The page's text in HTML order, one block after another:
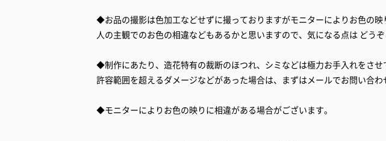
◆お品の撮影は色加工などせずに撮っておりますがモニターによりお色の
人の主観でのお色の相違などもあるかと思いますので、気になる点は どうぞ
◆制作にあたり、造花特有の裁断のほつれ、シミなどは極力お手入れをさせ
許容範囲を超えるダメージなどがあった場合は、まずはメールでお問い合わ
◆モニターによりお色の映りに相違がある場合がございます。